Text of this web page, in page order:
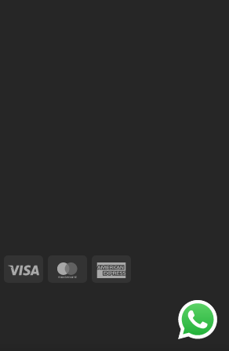
Visa MasterCardAmerican